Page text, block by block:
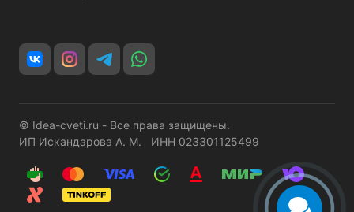
© Idea-cveti.ru - Все права защищены.
ИП Искандарова А. М. ИНН 023301125499